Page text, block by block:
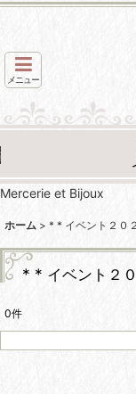
メニュー
Mercerie et Bijoux
ホーム > * * イベント２０
* * イベント２
0件